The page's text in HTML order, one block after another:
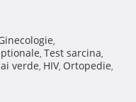
,
, Test sarcina,
verde, HIV, Ortopedie,